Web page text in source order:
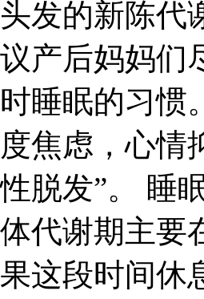
头发的新陈代
议产后妈妈们
时睡眠的习惯
度焦虑，心情
性脱发”。 睡
体代谢期主要
果这段时间休